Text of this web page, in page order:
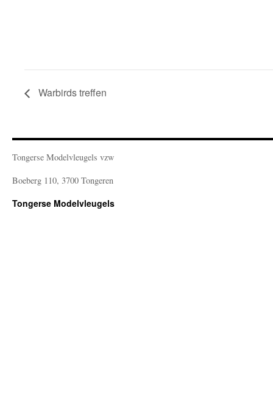
Warbirds treffen
Tongerse Modelvleugels vzw
Boeberg 110, 3700 Tongeren
Tongerse Modelvleugels